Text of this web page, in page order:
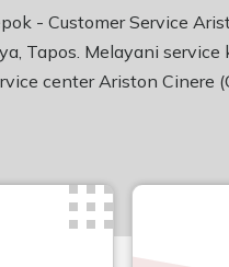
- Customer Service
Tapos. Melayani
center Ariston